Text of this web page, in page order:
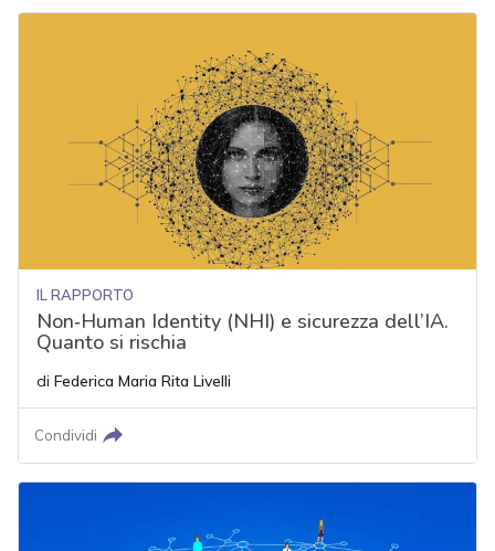
IL RAPPORTO
Non‑Human Identity (NHI) e sicurezza dell’IA.
Quanto si rischia
di Federica Maria Rita Livelli
Condividi